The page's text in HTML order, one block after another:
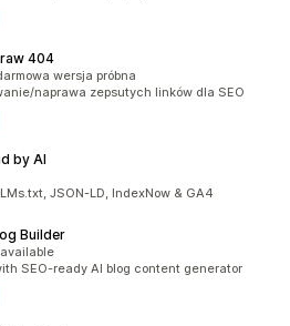
404
137
wersja próbna
naprawa zepsutych linków dla SEO
by AI
JSON-LD, IndexNow & GA4
Builder
533
SEO-ready AI blog content generator